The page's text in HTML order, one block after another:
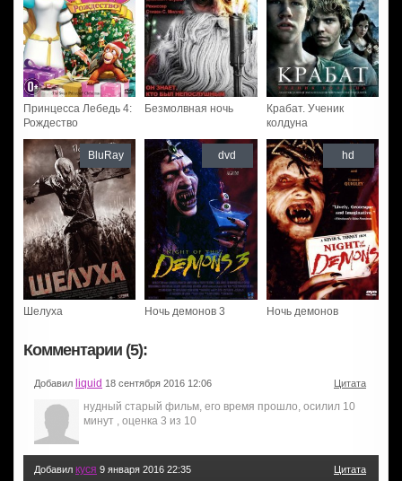
Принцесса Лебедь 4:
Рождество
Безмолвная ночь
Крабат. Ученик
колдуна
Шелуха
BluRay
Ночь демонов 3
dvd
Ночь демонов
hd
Комментарии (5):
Добавил liquid 18 сентября 2016 12:06 Цитата
нудный старый фильм, его время прошло, осилил 10
минут , оценка 3 из 10
Добавил куся 9 января 2016 22:35 Цитата